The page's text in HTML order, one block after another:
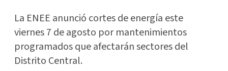
La ENEE anunció cortes de energía este
viernes 7 de agosto por mantenimientos
programados que afectarán sectores del
Distrito Central.